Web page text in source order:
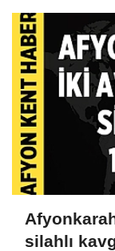
silahlı